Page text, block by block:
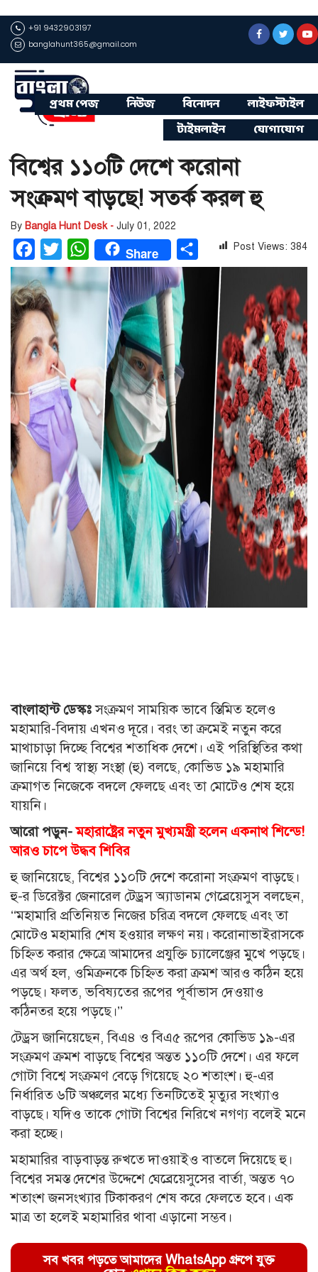
+91 9432903197
banglahunt365@gmail.com
প্রথম পেজ নিউজ বিনোদন
লাইফস্টাইল
টাইমলাইন
যোগাযোগ
বিশ্বের ১১০টি দেশে করোনা
সংক্রমণ বাড়ছে! সতর্ক করল হু
By Bangla Hunt Desk - July 01, 2022
Facebook
Twitter WhatsAppShare Share Post Views: 384
বাংলাহান্ট ডেস্কঃসংক্রমণ সাময়িক ভাবে স্তিমিত হলেও
মহামারি-বিদায় এখনও দূরে। বরং তা ক্রমেই নতুন করে
মাথাচাড়া দিচ্ছে বিশ্বের শতাধিক দেশে। এই পরিস্থিতির কথা
জানিয়ে বিশ্ব স্বাস্থ্য সংস্থা (হু) বলছে, কোভিড ১৯ মহামারি
ক্রমাগত নিজেকে বদলে ফেলছে এবং তা মোটেও শেষ হয়ে
যায়নি।
আরো পড়ুন- মহারাষ্ট্রের নতুন মুখ্যমন্ত্রী হলেন একনাথ শিন্ডে!
আরও চাপে উদ্ধব শিবির
হু জানিয়েছে, বিশ্বের ১১০টি দেশে করোনা সংক্রমণ বাড়ছে।
হু-র ডিরেক্টর জেনারেল টেড্রস অ্যাডানম গেব্রেয়েসুস বলছেন,
‘‘মহামারি প্রতিনিয়ত নিজের চরিত্র বদলে ফেলছে এবং তা
মোটেও মহামারি শেষ হওয়ার লক্ষণ নয়। করোনাভাইরাসকে
চিহ্নিত করার ক্ষেত্রে আমাদের প্রযুক্তি চ্যালেঞ্জের মুখে পড়ছে।
এর অর্থ হল, ওমিক্রনকে চিহ্নিত করা ক্রমশ আরও কঠিন হয়ে
পড়ছে। ফলত, ভবিষ্যতের রূপের পূর্বাভাস দেওয়াও
কঠিনতর হয়ে পড়ছে।’’
টেড্রস জানিয়েছেন, বিএ৪ ও বিএ৫ রূপের কোভিড ১৯-এর
সংক্রমণ ক্রমশ বাড়ছে বিশ্বের অন্তত ১১০টি দেশে। এর ফলে
গোটা বিশ্বে সংক্রমণ বেড়ে গিয়েছে ২০ শতাংশ। হু-এর
নির্ধারিত ৬টি অঞ্চলের মধ্যে তিনটিতেই মৃত্যুর সংখ্যাও
বাড়ছে। যদিও তাকে গোটা বিশ্বের নিরিখে নগণ্য বলেই মনে
করা হচ্ছে।
মহামারির বাড়বাড়ন্ত রুখতে দাওয়াইও বাতলে দিয়েছে হু।
বিশ্বের সমস্ত দেশের উদ্দেশে ঘেব্রেয়েসুসের বার্তা, অন্তত ৭০
শতাংশ জনসংখ্যার টিকাকরণ শেষ করে ফেলতে হবে। এক
মাত্র তা হলেই মহামারির থাবা এড়ানো সম্ভব।
সব খবর পড়তে আমাদের WhatsApp গ্রুপে যুক্ত